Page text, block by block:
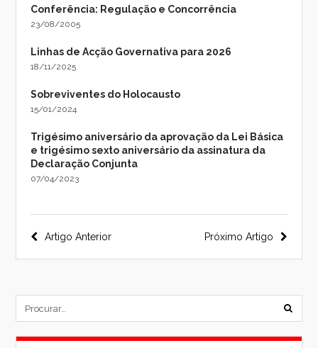
Conferência: Regulação e Concorrência
23/08/2005
Linhas de Acção Governativa para 2026
18/11/2025
Sobreviventes do Holocausto
15/01/2024
Trigésimo aniversário da aprovação da Lei Básica
e trigésimo sexto aniversário da assinatura da
Declaração Conjunta
07/04/2023
Navegação
do
Próximo Artigo
Artigo Anterior